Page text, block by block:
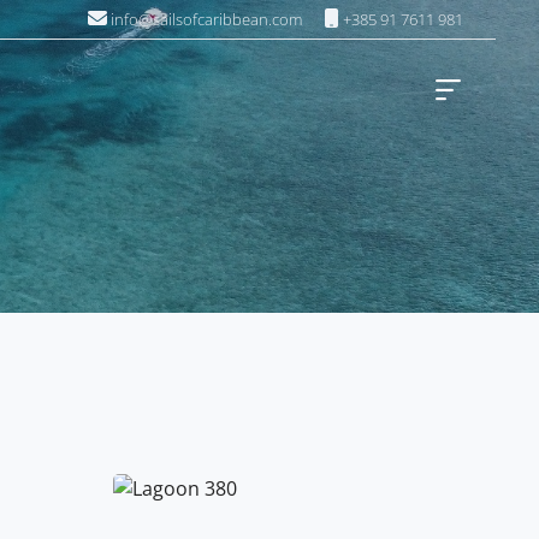
info@sailsofcaribbean.com +385 91 7611 981